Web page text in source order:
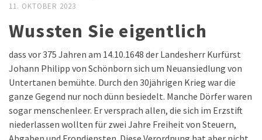
11. OKTOBER 2023
Wussten Sie eigentlich
dass vor 375 Jahren am 14.10.1648 der Landesherr Kurfürst
Johann Philipp von Schönborn sich um Neuansiedlung von
Untertanen bemühte. Durch den 30jährigen Krieg war die
ganze Gegend nur noch dünn besiedelt. Manche Dörfer waren
sogar menschenleer. Er versprach allen, die sich im Erzstift
niederlassen wollten für zwei Jahre Freiheit von Steuern,